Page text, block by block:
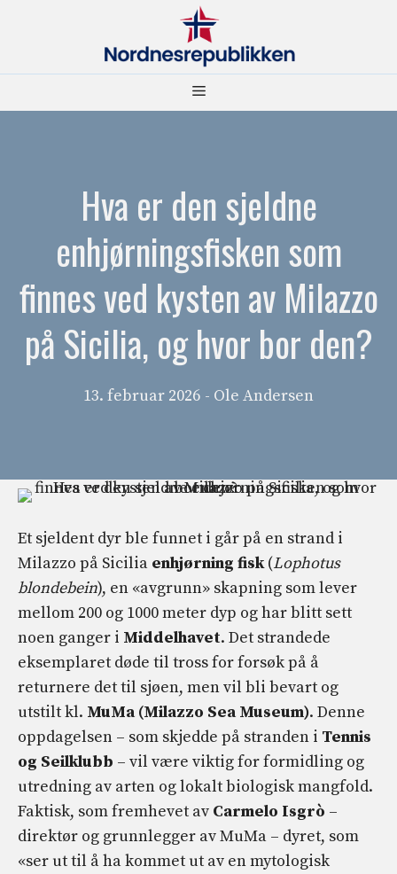
Meny
Hva er den sjeldne
enhjørningsfisken som
finnes ved kysten av Milazzo
på Sicilia, og hvor bor den?
13. februar 2026 - Ole Andersen
Et sjeldent dyr ble funnet i går på en strand i
Milazzo på Sicilia enhjørning fisk(Lophotus
blondebein), en «avgrunn» skapning som lever
mellom 200 og 1000 meter dyp og har blitt sett
noen ganger i Middelhavet. Det strandede
eksemplaret døde til tross for forsøk på å
returnere det til sjøen, men vil bli bevart og
utstilt kl. MuMa (Milazzo Sea Museum). Denne
oppdagelsen – som skjedde på stranden i Tennis
og Seilklubb – vil være viktig for formidling og
utredning av arten og lokalt biologisk mangfold.
Faktisk, som fremhevet av Carmelo Isgrò –
direktør og grunnlegger av MuMa – dyret, som
«ser ut til å ha kommet ut av en mytologisk